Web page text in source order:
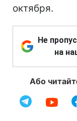
октября.
Не
на
Або